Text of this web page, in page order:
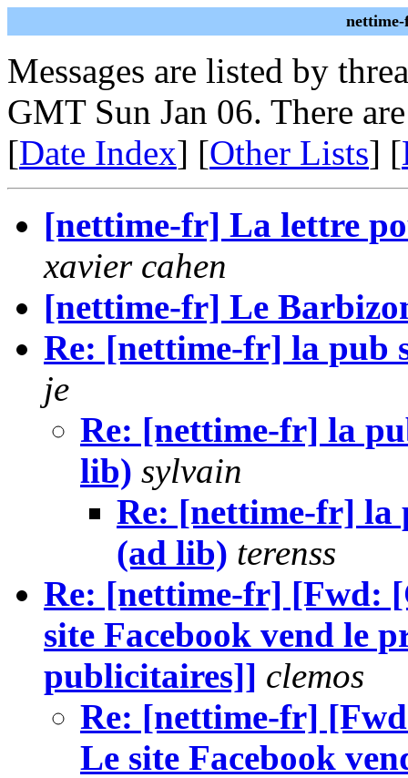
Messages are listed by
GMT Sun Jan 06. There
[Date Index] [Other Lists] [
[nettime-fr] La lettre
xavier cahen
[nettime-fr] Le
Re: [nettime-fr] la pub
je
Re: [nettime-fr] la
lib) sylvain
Re: [nettime-fr] la
(ad lib) terenss
Re: [nettime-fr] [Fwd:
site Facebook vend le
publicitaires]] clemos
Re: [nettime-fr]
Le site Facebook